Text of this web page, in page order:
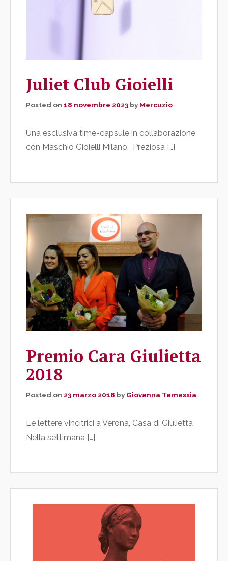
Juliet Club Gioielli
Posted on 18 novembre 2023 by Mercuzio
Una esclusiva time-capsule in collaborazione
con Maschio Gioielli Milano. Preziosa […]
Premio Cara Giulietta
2018
Posted on 23 marzo 2018 by Giovanna Tamassia
Le lettere vincitrici a Verona, Casa di Giulietta
Nella settimana […]